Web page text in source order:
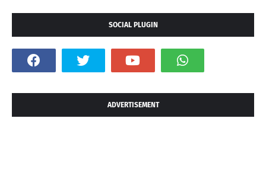
SOCIAL PLUGIN
ADVERTISEMENT